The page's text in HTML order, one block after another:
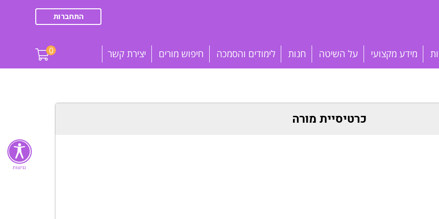
התחברות
מידע מקצועי על השיטה חנות לימודים והסמכה חיפוש מורים יצירת קשר 0
כרטיסיית מורה